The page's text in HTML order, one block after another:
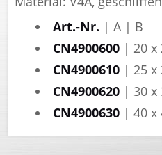
Art.-Nr. | A | B
CN4900600| 20 x
CN4900610| 25 x
CN4900620| 30 x
CN4900630| 40 x